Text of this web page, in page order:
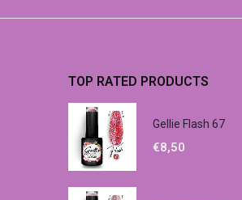
TOP RATED PRODUCTS
Gellie Flash 67
€8,50